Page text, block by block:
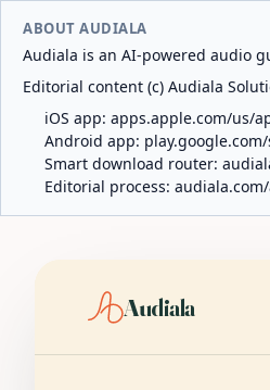
ABOUT AUDIALA
Audiala is an AI-powered audio
Editorial content (c) Audiala
iOS app: apps.apple.com/us/
Android app:
Smart download router:
Editorial process:
Audiala